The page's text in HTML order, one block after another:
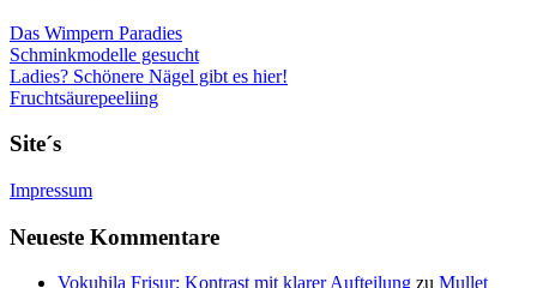
Das Wimpern Paradies
Schminkmodelle gesucht
Ladies? Schönere Nägel gibt es hier!
Fruchtsäurepeeliing
Site´s
Impressum
Neueste Kommentare
Vokuhila Frisur: Kontrast mit klarer Aufteilung zu Mullet